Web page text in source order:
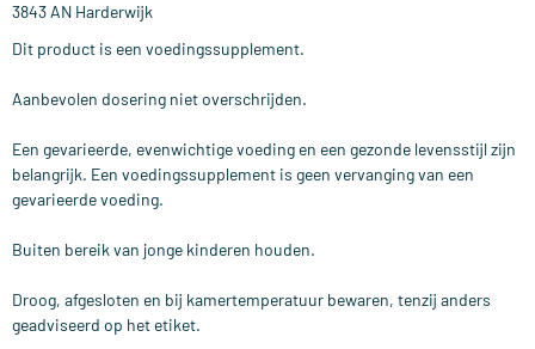
3843 AN Harderwijk
Dit product is een voedingssupplement.
Aanbevolen dosering niet overschrijden.
Een gevarieerde, evenwichtige voeding en een gezonde levensstijl zijn
belangrijk. Een voedingssupplement is geen vervanging van een
gevarieerde voeding.
Buiten bereik van jonge kinderen houden.
Droog, afgesloten en bij kamertemperatuur bewaren, tenzij anders
geadviseerd op het etiket.